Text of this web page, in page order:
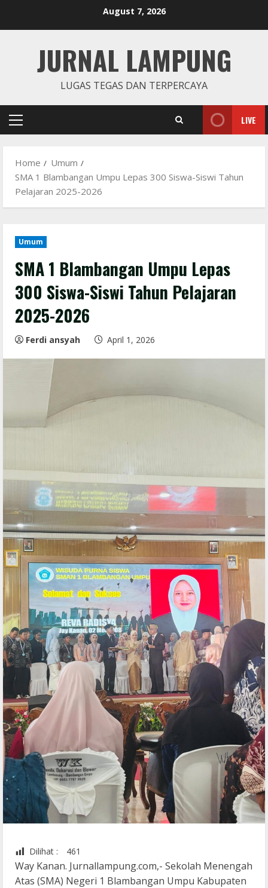
August 7, 2026
JURNAL LAMPUNG
LUGAS TEGAS DAN TERPERCAYA
Primary
LIVE
Home
Umum
SMA 1 Blambangan Umpu Lepas 300 Siswa-Siswi Tahun
Pelajaran 2025-2026
Umum
SMA 1 Blambangan Umpu Lepas
300 Siswa-Siswi Tahun Pelajaran
2025-2026
Ferdi ansyah April 1, 2026
Dilihat : 461
Way Kanan. Jurnallampung.com,- Sekolah Menengah
Atas (SMA) Negeri 1 Blambangan Umpu Kabupaten